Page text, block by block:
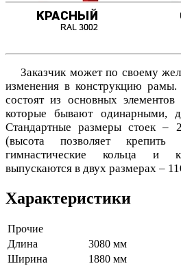
Заказчик может по своему
изменения в конструкцию
состоят из основных
которые бывают одинарными,
Стандартные размеры стоек
(высота позволяет
гимнастические кольца и
выпускаются в двух размерах –
Характеристики
Прочие
Длина
3080 мм
Ширина
1880 мм